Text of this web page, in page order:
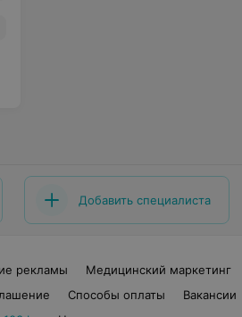
Добавить специалиста
рекламы
Медицинский маркетинг
Способы оплаты
Вакансии